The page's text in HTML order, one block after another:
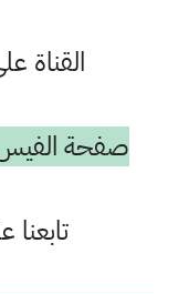
القناة
صفحة